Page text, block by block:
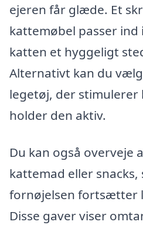
ejeren får glæde. Et
kattemøbel passer
katten et hyggeligt
Alternativt kan du
legetøj, der stimulerer
holder den aktiv.
Du kan også overveje
kattemad eller snacks,
fornøjelsen fortsætter
Disse gaver viser